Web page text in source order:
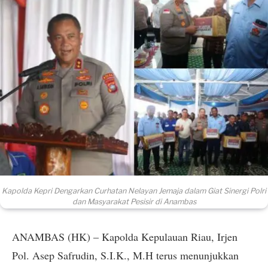
Kapolda Kepri Dengarkan Curhatan Nelayan Jemaja dalam Giat Sinergi Polri
dan Masyarakat Pesisir di Anambas
ANAMBAS (HK) – Kapolda Kepulauan Riau, Irjen
Pol. Asep Safrudin, S.I.K., M.H terus menunjukkan